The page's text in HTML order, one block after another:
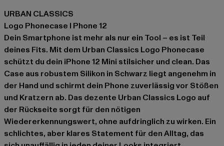
URBAN CLASSICS
Logo Phonecase I Phone 12
Dein Smartphone ist mehr als nur ein Tool – es ist Teil
deines Fits. Mit dem Urban Classics Logo Phonecase
schützt du dein iPhone 12 Mini stilsicher und clean. Das
Case aus robustem Silikon in Schwarz liegt angenehm in
der Hand und schirmt dein Phone zuverlässig vor Stößen
und Kratzern ab. Das dezente Urban Classics Logo auf
der Rückseite sorgt für den nötigen
Wiedererkennungswert, ohne aufdringlich zu wirken. Ein
schlichtes, aber klares Statement für den Alltag, das